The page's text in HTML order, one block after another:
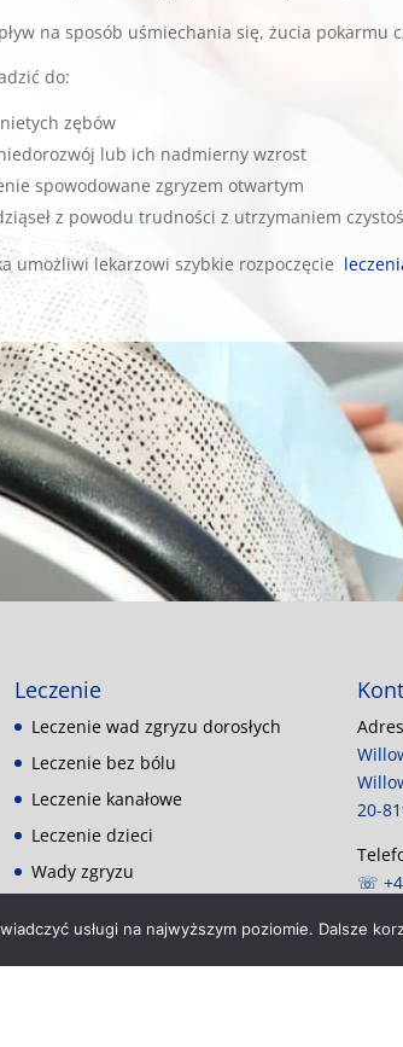
na sposób uśmiechania się, żucia
do:
zębów
lub ich nadmierny wzrost
spowodowane zgryzem otwartym
z powodu trudności z utrzymaniem
umożliwi lekarzowi szybkie rozpoczęcie
Leczenie
Leczenie wad zgryzu dorosłych
Leczenie bez bólu
Leczenie kanałowe
Leczenie dzieci
Wady zgryzu
Adres
20-
☏
usługi na najwyższym poziomie. Dalsze